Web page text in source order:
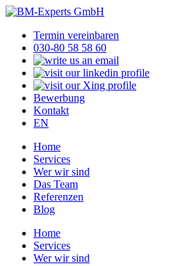
Termin vereinbaren
030-80 58 58 60
Bewerbung
Kontakt
EN
Home
Services
Wer wir sind
Das Team
Referenzen
Blog
Home
Services
Wer wir sind